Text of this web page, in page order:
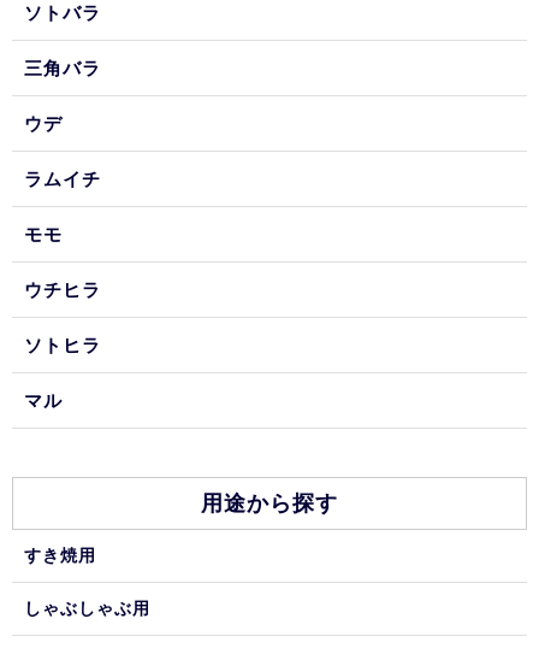
ソトバラ
三角バラ
ウデ
ラムイチ
モモ
ウチヒラ
ソトヒラ
マル
用途から探す
すき焼用
しゃぶしゃぶ用